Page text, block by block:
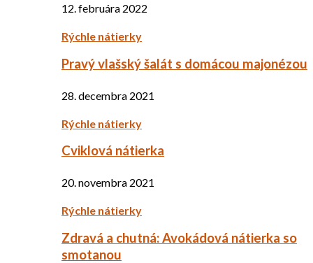
12. februára 2022
Rýchle nátierky
Pravý vlašský šalát s domácou majonézou
28. decembra 2021
Rýchle nátierky
Cviklová nátierka
20. novembra 2021
Rýchle nátierky
Zdravá a chutná: Avokádová nátierka so
smotanou